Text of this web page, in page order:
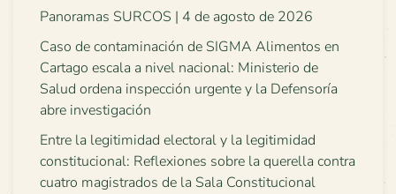
Panoramas SURCOS | 4 de agosto de 2026
Caso de contaminación de SIGMA Alimentos en
Cartago escala a nivel nacional: Ministerio de
Salud ordena inspección urgente y la Defensoría
abre investigación
Entre la legitimidad electoral y la legitimidad
constitucional: Reflexiones sobre la querella contra
cuatro magistrados de la Sala Constitucional